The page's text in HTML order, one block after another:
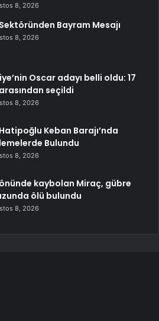
8, 2026
Sektöründen Bayram Mesajı
8, 2026
Oscar adayı belli oldu: 17
seçildi
8, 2026
Keban Barajı’nda
Bulundu
8, 2026
kaybolan Miraç, gübre
ölü bulundu
8, 2026